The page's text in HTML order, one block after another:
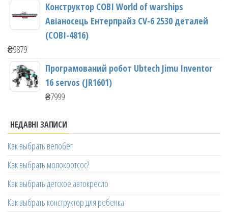
Конструктор COBI World of warships
Авіаносець Ентерпрайз CV-6 2530 деталей
(COBI-4816)
₴9879
Програмований робот Ubtech Jimu Inventor
16 servos (JR1601)
₴7999
НЕДАВНІ ЗАПИСИ
Как выбрать велобег
Как выбрать молокоотсос?
Как выбрать детское автокресло
Как выбрать конструктор для ребенка